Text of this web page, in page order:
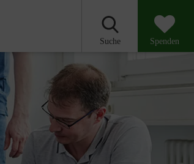
Suche Spenden